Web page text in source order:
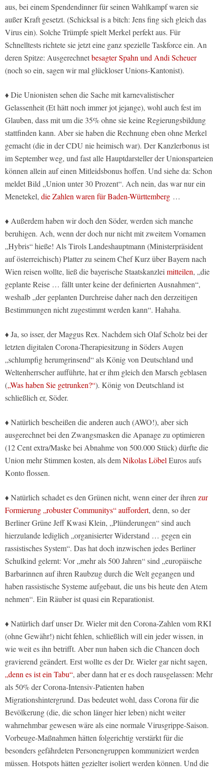
aus, bei einem Spendendinner für seinen Wahlkampf waren sie
außer Kraft gesetzt. (Schicksal is a bitch: Jens fing sich gleich das
Virus ein). Solche Trümpfe spielt Merkel perfekt aus. Für
Schnelltests richtete sie jetzt eine ganz spezielle Taskforce ein. An
deren Spitze: Ausgerechnetbesagter Spahn und Andi Scheuer
(noch so ein, sagen wir mal glückloser Unions-Kantonist).
♦ Die Unionisten sehen die Sache mit karnevalistischer
Gelassenheit (Et hätt noch immer jot jejange), wohl auch fest im
Glauben, dass mit um die 35% ohne sie keine Regierungsbildung
stattfinden kann. Aber sie haben die Rechnung eben ohne Merkel
gemacht (die in der CDU nie heimisch war). Der Kanzlerbonus ist
im September weg, und fast alle Hauptdarsteller der Unionsparteien
können allein auf einen Mitleidsbonus hoffen. Und siehe da: Schon
meldet Bild „Union unter 30 Prozent“. Ach nein, das war nur ein
Menetekel, die Zahlen waren für Baden-Württemberg …
♦ Außerdem haben wir doch den Söder, werden sich manche
beruhigen. Ach, wenn der doch nur nicht mit zweitem Vornamen
„Hybris“ hieße! Als Tirols Landeshauptmann (Ministerpräsident
auf österreichisch) Platter zu seinem Chef Kurz über Bayern nach
Wien reisen wollte, ließ die bayerische Staatskanzleimitteilen, „die
geplante Reise … fällt unter keine der definierten Ausnahmen“,
weshalb „der geplanten Durchreise daher nach den derzeitigen
Bestimmungen nicht zugestimmt werden kann“. Hahaha.
♦ Ja, so isser, der Maggus Rex. Nachdem sich Olaf Scholz bei der
letzten digitalen Corona-Therapiesitzung in Söders Augen
„schlumpfig herumgrinsend“ als König von Deutschland und
Weltenherrscher aufführte, hat er ihm gleich den Marsch geblasen
(„Was haben Sie getrunken?“). König von Deutschland ist
schließlich er, Söder.
♦ Natürlich bescheißen die anderen auch (AWO!), aber sich
ausgerechnet bei den Zwangsmasken die Apanage zu optimieren
(12 Cent extra/Maske bei Abnahme von 500.000 Stück) dürfte die
Union mehr Stimmen kosten, als demNikolas LöbelEuros aufs
Konto flossen.
♦ Natürlich schadet es den Grünen nicht, wenn einer der ihrenzur
Formierung „robuster Communitys“ auffordert, denn, so der
Berliner Grüne Jeff Kwasi Klein, „Plünderungen“ sind auch
hierzulande lediglich „organisierter Widerstand … gegen ein
rassistisches System“. Das hat doch inzwischen jedes Berliner
Schulkind gelernt: Vor „mehr als 500 Jahren“ sind „europäische
Barbarinnen auf ihren Raubzug durch die Welt gegangen und
haben rassistische Systeme aufgebaut, die uns bis heute den Atem
nehmen“. Ein Räuber ist quasi ein Reparationist.
♦ Natürlich darf unser Dr. Wieler mit den Corona-Zahlen vom RKI
(ohne Gewähr!) nicht fehlen, schließlich will ein jeder wissen, in
wie weit es ihn betrifft. Aber nun haben sich die Chancen doch
gravierend geändert. Erst wollte es der Dr. Wieler gar nicht sagen,
„denn es ist ein Tabu“, aber dann hat er es doch rausgelassen: Mehr
als 50% der Corona-Intensiv-Patienten haben
Migrationshintergrund. Das bedeutet wohl, dass Corona für die
Bevölkerung (die, die schon länger hier leben) nicht weiter
wahrnehmbar gewesen wäre als eine normale Virusgrippe-Saison.
Vorbeuge-Maßnahmen hätten folgerichtig verstärkt für die
besonders gefährdeten Personengruppen kommuniziert werden
müssen. Hotspots hätten gezielter isoliert werden können. Und die